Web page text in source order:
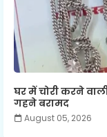
घर में चोरी करने
गहने बरामद
August 05, 2026